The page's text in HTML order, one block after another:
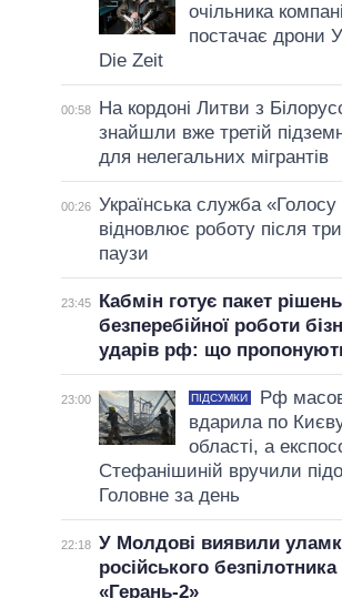
очільника
постачає дрони
Die Zeit
00:58
На кордоні Литви з
знайшли вже третій
для нелегальних мігрантів
00:26 Українська служба
відновлює роботу після
паузи
23:45
Кабмін готує пакет
безперебійної роботи
ударів рф: що
23:00 ПІДСУМКИ
Рф
вдарила по
області, а
Стефанішиній вручили
Головне за день
22:18 У Молдові виявили
російського безпілотника
«Герань-2»